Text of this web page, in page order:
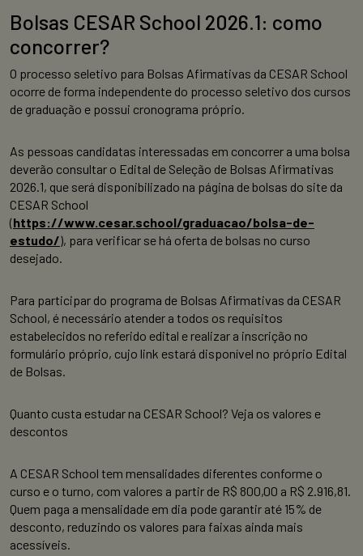
Bolsas CESAR School 2026.1: como
concorrer?
O processo seletivo para Bolsas Afirmativas da CESAR School
ocorre de forma independente do processo seletivo dos cursos
de graduação e possui cronograma próprio.
As pessoas candidatas interessadas em concorrer a uma bolsa
deverão consultar o Edital de Seleção de Bolsas Afirmativas
2026.1, que será disponibilizado na página de bolsas do site da
CESAR School
(https://www.cesar.school/graduacao/bolsa-de-
estudo/), para verificar se há oferta de bolsas no curso
desejado.
Para participar do programa de Bolsas Afirmativas da CESAR
School, é necessário atender a todos os requisitos
estabelecidos no referido edital e realizar a inscrição no
formulário próprio, cujo link estará disponível no próprio Edital
de Bolsas.
Quanto custa estudar na CESAR School? Veja os valores e
descontos
A CESAR School tem mensalidades diferentes conforme o
curso e o turno, com valores a partir de R$ 800,00 a R$ 2.916,81.
Quem paga a mensalidade em dia pode garantir até 15% de
desconto, reduzindo os valores para faixas ainda mais
acessíveis.